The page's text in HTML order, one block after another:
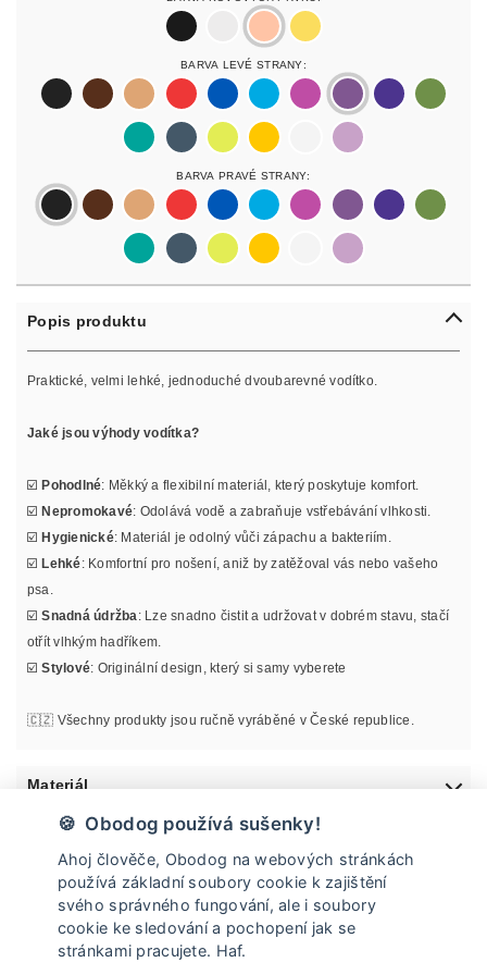
black
silver rosegoldgold
Barva Levé Strany:
black
darkbrownlightbrown
red blue lightbluelightpurplepurpur purple olive
pastelgreen
petrol neonyellow
yellow white lilac
Barva Pravé Strany:
black
darkbrownlightbrown
red blue lightbluelightpurplepurpur purple olive
pastelgreen
petrol neonyellow
yellow white lilac
Popis produktu
Praktické, velmi lehké, jednoduché dvoubarevné vodítko.
Jaké jsou výhody vodítka?
☑️Pohodlné: Měkký a flexibilní materiál, který poskytuje komfort.
☑️Nepromokavé: Odolává vodě a zabraňuje vstřebávání vlhkosti.
☑️Hygienické: Materiál je odolný vůči zápachu a bakteriím.
☑️Lehké: Komfortní pro nošení, aniž by zatěžoval vás nebo vašeho
psa.
☑️Snadná údržba : Lze snadno čistit a udržovat v dobrém stavu, stačí
otřít vlhkým hadříkem.
☑️Stylové: Originální design, který si samy vyberete
🇨🇿 Všechny produkty jsou ručně vyráběné v České republice.
Materiál
Údržba
Doprava a vrácení
🍪 Obodog používá sušenky!
Ahoj člověče, Obodog na webových stránkách
používá základní soubory cookie k zajištění
svého správného fungování, ale i soubory
cookie ke sledování a pochopení jak se
stránkami pracujete. Haf.